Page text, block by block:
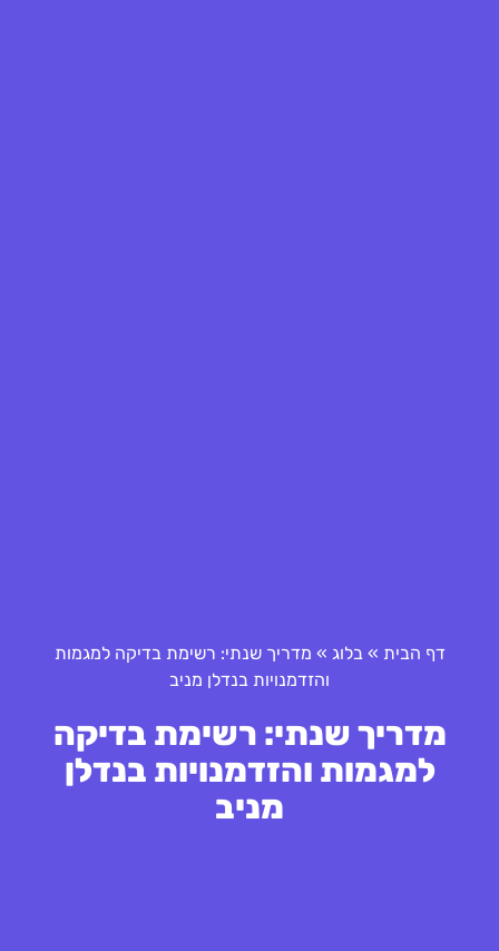
דף הבית »בלוג » מדריך שנתי: רשימת בדיקה למגמות
והזדמנויות בנדלן מניב
מדריך שנתי: רשימת בדיקה
למגמות והזדמנויות בנדלן
מניב